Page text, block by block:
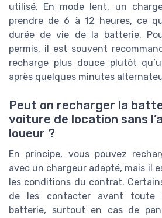
utilisé. En mode lent, un
prendre de 6 à 12 heures, ce
durée de vie de la batterie.
permis, il est souvent
recharge plus douce plutôt
après quelques minutes
Peut on recharger la
voiture de location sans
loueur ?
En principe, vous pouvez
avec un chargeur adapté, mais il
les conditions du contrat.
de les contacter avant toute
batterie, surtout en cas de